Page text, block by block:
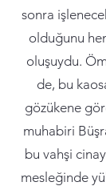
sonra
olduğunu
oluşuydu.
de, bu
gözükene
muhabiri
bu vahşi
mesleğinde